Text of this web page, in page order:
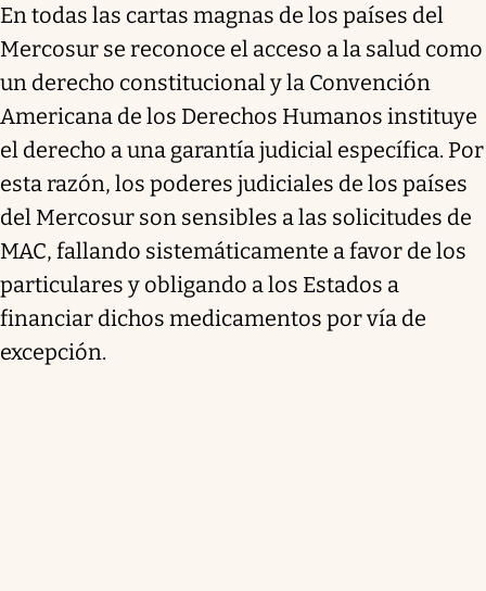
En todas las cartas magnas de los países del
Mercosur se reconoce el acceso a la salud como
un derecho constitucional y la Convención
Americana de los Derechos Humanos instituye
el derecho a una garantía judicial específica. Por
esta razón, los poderes judiciales de los países
del Mercosur son sensibles a las solicitudes de
MAC, fallando sistemáticamente a favor de los
particulares y obligando a los Estados a
financiar dichos medicamentos por vía de
excepción.